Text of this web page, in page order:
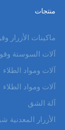
منتجات
ماكينات الأزرار
آلات السوستة
آلات ومواد الطلاء
آلات ومواد الطلاء
آلة الشق
الأزرار المعدنية